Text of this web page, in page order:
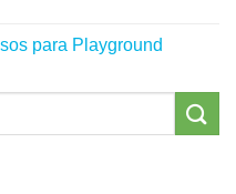
para Playground